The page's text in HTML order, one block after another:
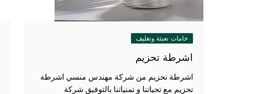
خامات تعبئة وتغليف
اشرطة تحزيم
اشرطة تحزيم من شركة مهندس منسي اشرطة
تحزيم مع تحياتنا و تمنياتنا بالتوفيق شركة